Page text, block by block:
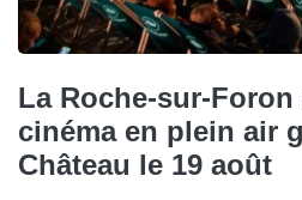
La Roche-sur-
cinéma en plein air
Château le 19 août